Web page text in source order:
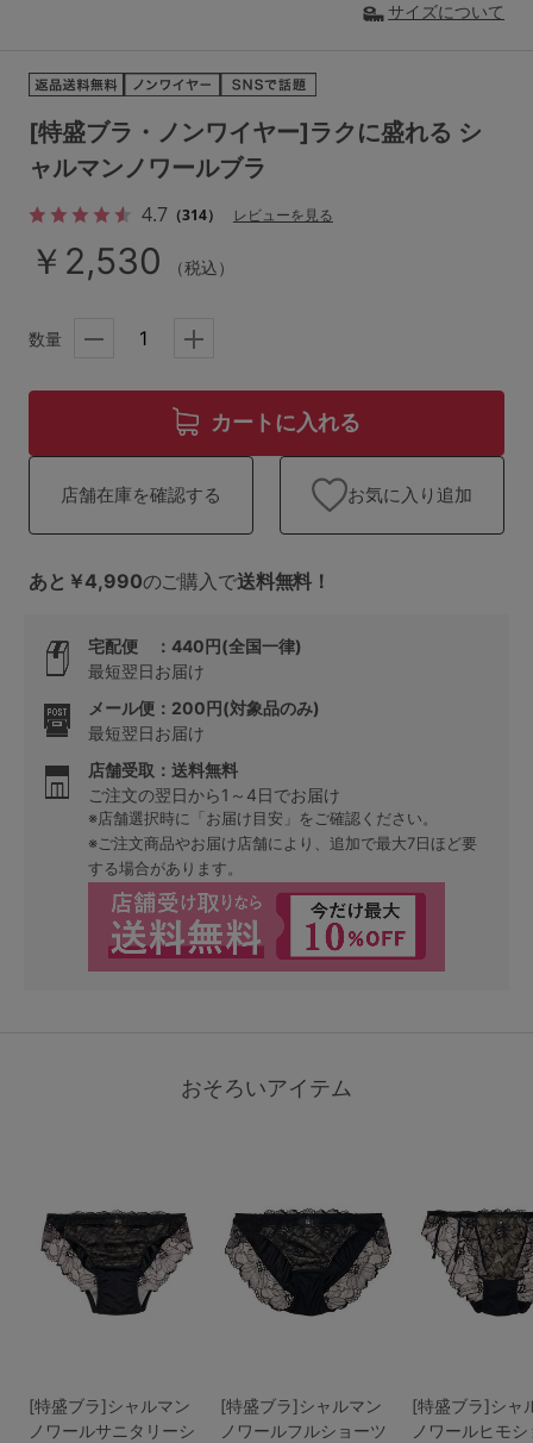
ランキング
高評価レビューアイテム
検索を閉じる
[特盛ブラ・ノンワイヤー]ラクに盛れる シ
ャルマンノワールブラ
4.7（314） レビューを見る
￥2,530 （税込）
サイズについて
数量
カートに入れる
店舗在庫を確認する お気に入り追加
あと￥4,990のご購入で送料無料！
宅配便 ：440円(全国一律)
最短翌日お届け
メール便：200円(対象品のみ)
最短翌日お届け
店舗受取：送料無料
ご注文の翌日から1～4日でお届け
※店舗選択時に「お届け目安」をご確認ください。
※ご注文商品やお届け店舗により、追加で最大7日ほど要
する場合があります。
おそろいアイテム
[特盛ブラ]シャルマン
ノワールサニタリーシ
[特盛ブラ]シャルマン
ノワールフルショーツ
[特盛ブラ]シャ
ノワールヒモ